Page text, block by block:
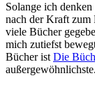
Solange ich
nach der Kraft zum
viele Bücher
mich zutiefst
Bücher ist Die
außergewöhnlichste.